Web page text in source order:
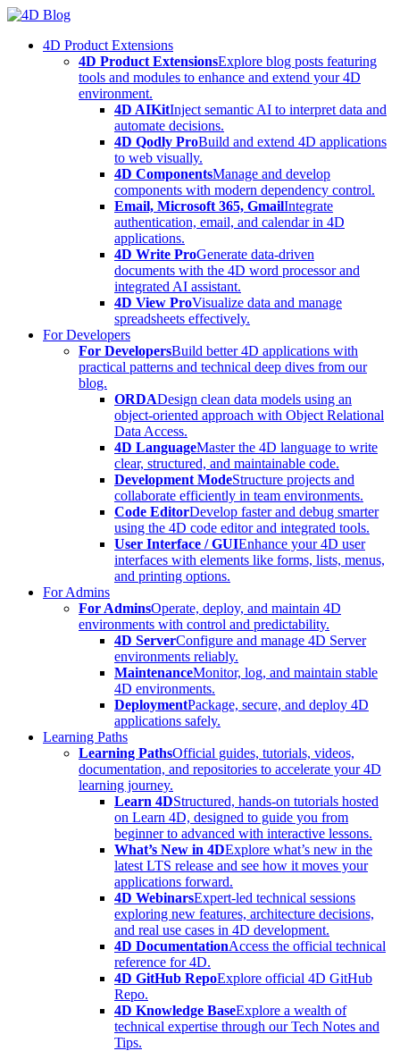
Skip
content4D Product Extensions
4D Product ExtensionsExplore blog posts featuring
tools and modules to enhance and extend your 4D
environment.
4D AIKitInject semantic AI to interpret data and
automate decisions.
4D Qodly ProBuild and extend 4D applications
to web visually.
4D ComponentsManage and develop
components with modern dependency control.
Email, Microsoft 365, GmailIntegrate
authentication, email, and calendar in 4D
applications.
4D Write ProGenerate data-driven
documents with the 4D word processor and
integrated AI assistant.
4D View ProVisualize data and manage
spreadsheets effectively.
For Developers
For DevelopersBuild better 4D applications with
practical patterns and technical deep dives from our
blog.
ORDADesign clean data models using an
object-oriented approach with Object Relational
Data Access.
4D LanguageMaster the 4D language to write
clear, structured, and maintainable code.
Development ModeStructure projects and
collaborate efficiently in team environments.
Code EditorDevelop faster and debug smarter
using the 4D code editor and integrated tools.
User Interface / GUIEnhance your 4D user
interfaces with elements like forms, lists, menus,
and printing options.
For Admins
For AdminsOperate, deploy, and maintain 4D
environments with control and predictability.
4D ServerConfigure and manage 4D Server
environments reliably.
MaintenanceMonitor, log, and maintain stable
4D environments.
DeploymentPackage, secure, and deploy 4D
applications safely.
Learning Paths
Learning PathsOfficial guides, tutorials, videos,
documentation, and repositories to accelerate your 4D
learning journey.
Learn 4DStructured, hands-on tutorials hosted
on Learn 4D, designed to guide you from
beginner to advanced with interactive lessons.
What’s New in 4DExplore what’s new in the
latest LTS release and see how it moves your
applications forward.
4D WebinarsExpert-led technical sessions
exploring new features, architecture decisions,
and real use cases in 4D development.
4D DocumentationAccess the official technical
reference for 4D.
4D GitHub RepoExplore official 4D GitHub
Repo.
4D Knowledge BaseExplore a wealth of
technical expertise through our Tech Notes and
Tips.